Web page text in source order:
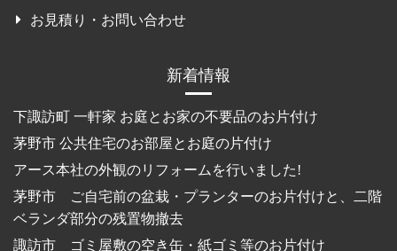
お見積り・お問い合わせ
新着情報
下諏訪町 一軒家 お庭とお家の不要品のお片付け
茅野市 公共住宅のお部屋とお庭の片付け
アース本社の外観のリフォームを行いました!
茅野市 ご自宅前の盆栽・プランターのお片付けと、二階
ベランダ部分の残置物撤去
諏訪市 ゴミ屋敷の空き缶・紙ゴミ等のお片付け